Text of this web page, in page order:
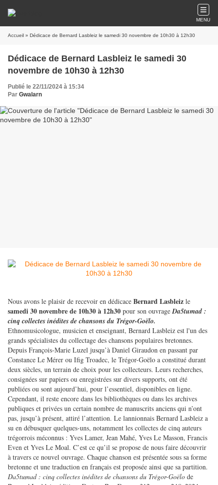
MENU
Accueil » Dédicace de Bernard Lasbleiz le samedi 30 novembre de 10h30 à 12h30
Dédicace de Bernard Lasbleiz le samedi 30
novembre de 10h30 à 12h30
Publié le 22/11/2024 à 15:34
Par Gwalarn
Nous avons le plaisir de recevoir en dédicace Bernard Lasbleiz le
samedi 30 novembre de 10h30 à 12h30 pour son ouvrage Da5tumad :
cinq collectes inédites de chansons du Trégor-Goëlo.
Ethnomusicologue, musicien et enseignant, Bernard Lasbleiz est l'un des
grands spécialistes du collectage des chansons populaires bretonnes.
Depuis François-Marie Luzel jusqu’à Daniel Giraudon en passant par
Constance Le Mérer ou Ifig Troadec, le Trégor-Goëlo a constitué durant
deux siècles, un terrain de choix pour les collecteurs. Leurs recherches,
consignées sur papiers ou enregistrées sur divers supports, ont été
publiées ou sont aujourd’hui, pour l’essentiel, disponibles en ligne.
Cependant, il reste encore dans les bibliothèques ou dans les archives
publiques et privées un certain nombre de manuscrits anciens qui n’ont
pas, jusqu’à présent, attiré l’attention. Le lannionnais Bernard Lasbleiz a
su en débusquer quelques-uns, notamment les collectes de cinq auteurs
trégorrois méconnus : Yves Lamer, Jean Mahé, Yves Le Masson, Francis
Even et Yves Le Moal. C’est ce qu’il se propose de nous faire découvrir
à travers ce nouvel ouvrage. Chaque chanson est présentée sous sa forme
bretonne et une traduction en français est proposée ainsi que sa partition.
Da5tumad : cinq collectes inédites de chansons du Trégor-Goëlo de